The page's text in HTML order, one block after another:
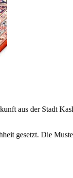
aus der Stadt
gesetzt. Die